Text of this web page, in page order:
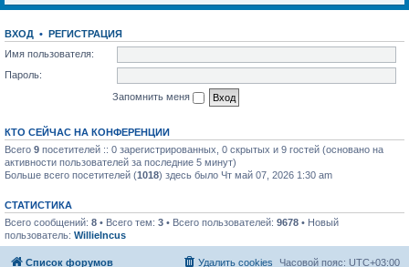
ВХОД • РЕГИСТРАЦИЯ
Имя пользователя:
Пароль:
Запомнить меня
КТО СЕЙЧАС НА КОНФЕРЕНЦИИ
Всего 9 посетителей :: 0 зарегистрированных, 0 скрытых и 9 гостей (основано на
активности пользователей за последние 5 минут)
Больше всего посетителей (1018) здесь было Чт май 07, 2026 1:30 am
СТАТИСТИКА
Всего сообщений: 8 • Всего тем: 3 • Всего пользователей: 9678 • Новый
пользователь: WillieIncus
Список форумов Часовой пояс: UTC+03:00
Удалить cookies